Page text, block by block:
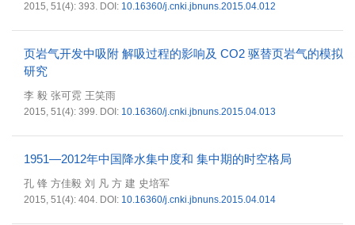
2015, 51(4): 393. DOI: 10.16360/j.cnki.jbnuns.2015.04.012
页岩气开发中吸附 解吸过程的影响及 CO2 驱替页岩气的模拟
研究
李 毅 张可霓 王笑雨
2015, 51(4): 399. DOI: 10.16360/j.cnki.jbnuns.2015.04.013
1951—2012年中国降水集中度和 集中期的时空格局
孔 锋 方佳毅 刘 凡 方 建 史培军
2015, 51(4): 404. DOI: 10.16360/j.cnki.jbnuns.2015.04.014